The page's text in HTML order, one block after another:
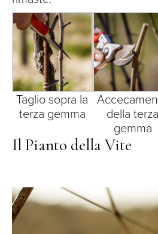
Taglio sopra la
terza gemma
della terza
gemma
Il Pianto della Vite